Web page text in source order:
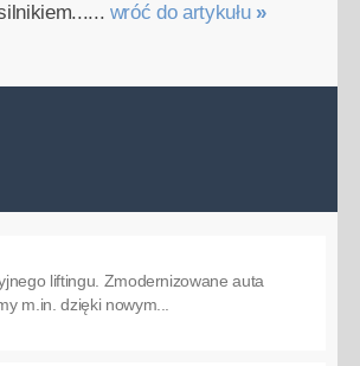
wróć do artykułu »
liftingu. Zmodernizowane auta
m.in. dzięki nowym...